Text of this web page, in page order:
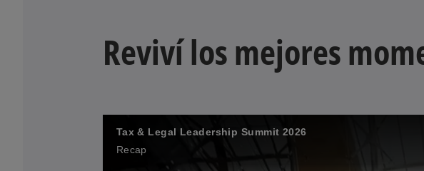
Reviví los mejores
Tax & Legal Leadership Summit 2026
Recap